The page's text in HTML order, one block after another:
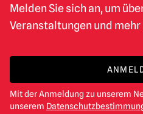
Melden Sie sich an, um
Veranstaltungen und
Mit der Anmeldung zu unserem
unserem